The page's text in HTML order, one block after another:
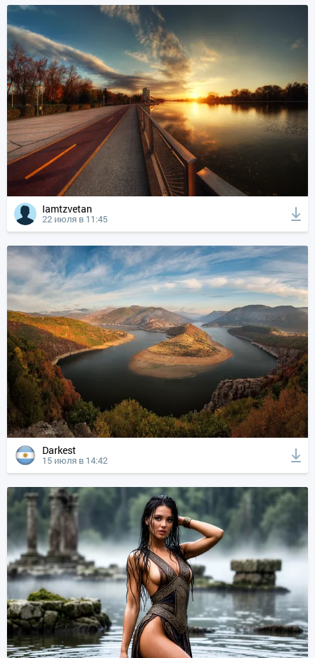
Iamtzvetan
22 июля в 11:45
Darkest
15 июля в 14:42